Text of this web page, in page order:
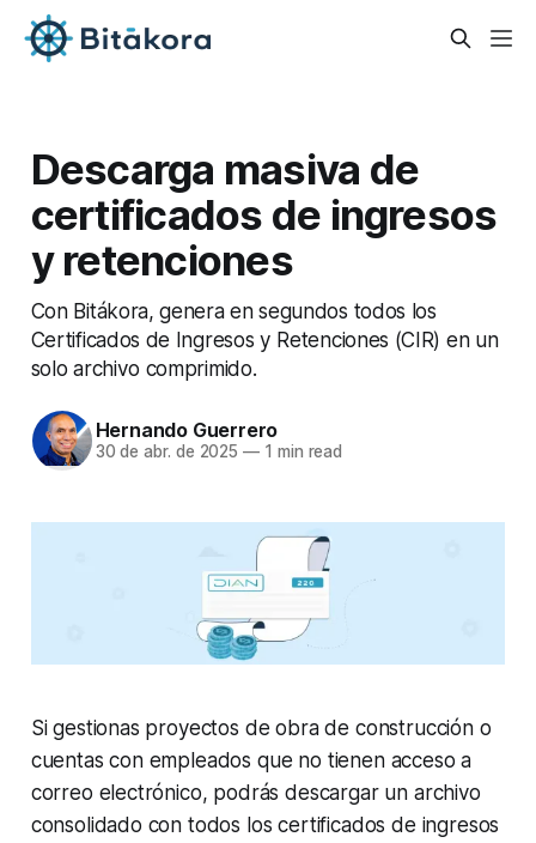
Descarga masiva de
certificados de ingresos
y retenciones
Con Bitákora, genera en segundos todos los
Certificados de Ingresos y Retenciones (CIR) en un
solo archivo comprimido.
Hernando Guerrero
30 de abr. de 2025 — 1 min read
Si gestionas proyectos de obra de construcción o
cuentas con empleados que no tienen acceso a
correo electrónico, podrás descargar un archivo
consolidado con todos los certificados de ingresos